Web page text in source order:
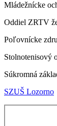
Mládežnícke
Oddiel ZRTV
Poľovnícke
Stolnotenisový
Súkromná
SZUŠ Lozorno